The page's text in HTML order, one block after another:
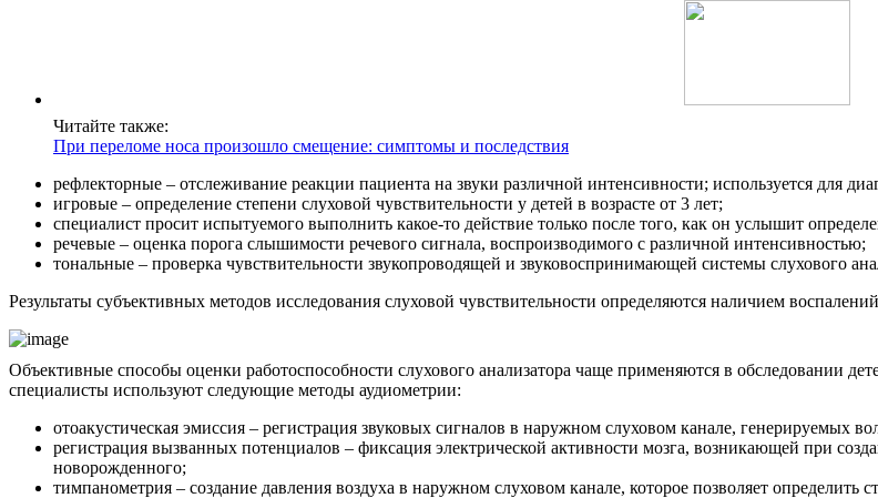
Читайте также:
При переломе носа произошло смещение: симптомы и последствия
рефлекторные – отслеживание реакции пациента на звуки различной интенсивности; используется для
игровые – определение степени слуховой чувствительности у детей в возрасте от 3 лет;
специалист просит испытуемого выполнить какое-то действие только после того, как он услышит
речевые – оценка порога слышимости речевого сигнала, воспроизводимого с различной интенсивностью;
тональные – проверка чувствительности звукопроводящей и звуковоспринимающей системы слухового
Результаты субъективных методов исследования слуховой чувствительности определяются наличием
Объективные способы оценки работоспособности слухового анализатора чаще применяются в обследовании
специалисты используют следующие методы аудиометрии:
отоакустическая эмиссия – регистрация звуковых сигналов в наружном слуховом канале, генерируемых
регистрация вызванных потенциалов – фиксация электрической активности мозга, возникающей при
новорожденного;
тимпанометрия – создание давления воздуха в наружном слуховом канале, которое позволяет